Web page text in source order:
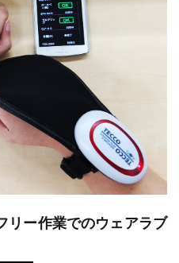
リー作業でのウェアラブ